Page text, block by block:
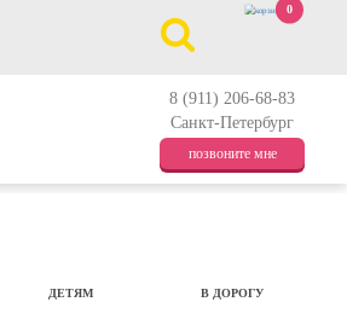
8 (911) 206-68-83
Санкт-Петербург
позвоните мне
0
ДЕТЯМ В ДОРОГУ